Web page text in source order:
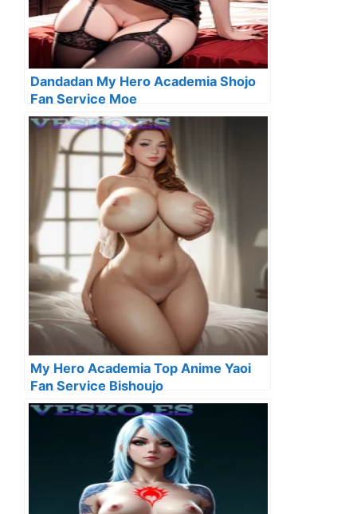
Dandadan My Hero Academia Shojo
Fan Service Moe
My Hero Academia Top Anime Yaoi
Fan Service Bishoujo